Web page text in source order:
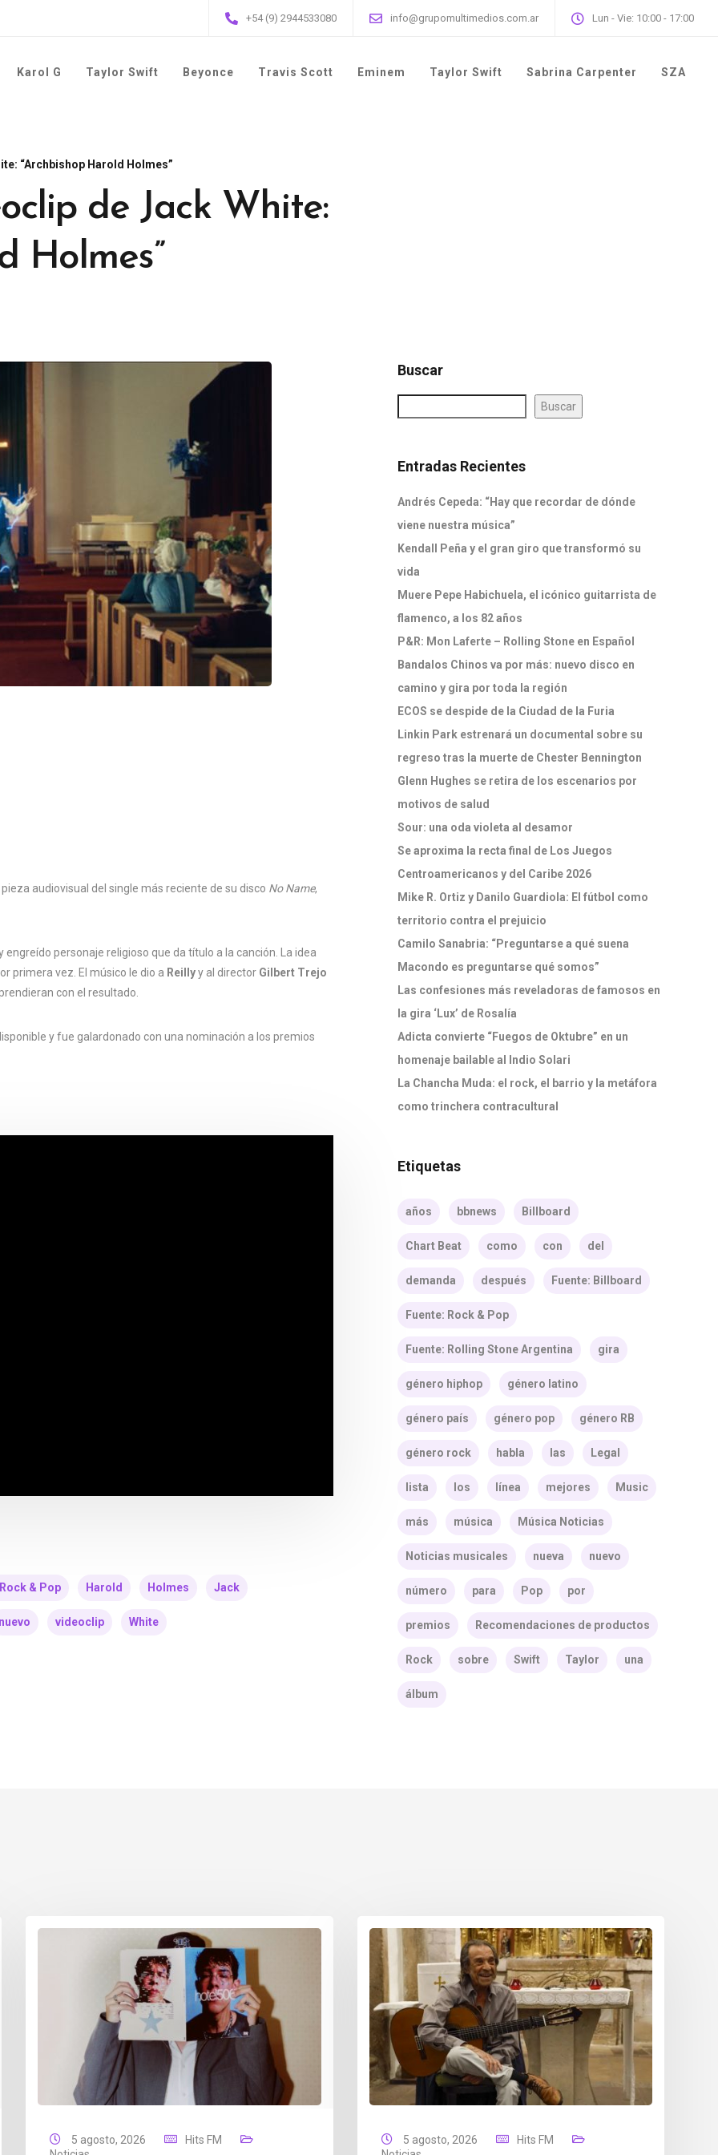
+54 (9) 2944533080 info@grupomultimedios.com.ar Lun - Vie: 10:00 - 17:00
Karol G Taylor Swift Beyonce Travis Scott Eminem Taylor Swift Sabrina Carpenter SZA
“Archbishop Harold Holmes”
de Jack White:
Holmes”
audiovisual del single más reciente de su disco No Name,
personaje religioso que da título a la canción. La idea
primera vez. El músico le dio a Reillyy al director Gilbert Trejo
con el resultado.
y fue galardonado con una nominación a los premios
& Pop Harold Holmes Jack
nuevo videoclip White
Buscar
Buscar
Entradas Recientes
Andrés Cepeda: “Hay que recordar de dónde
viene nuestra música”
Kendall Peña y el gran giro que transformó su
vida
Muere Pepe Habichuela, el icónico guitarrista de
flamenco, a los 82 años
P&R: Mon Laferte – Rolling Stone en Español
Bandalos Chinos va por más: nuevo disco en
camino y gira por toda la región
ECOS se despide de la Ciudad de la Furia
Linkin Park estrenará un documental sobre su
regreso tras la muerte de Chester Bennington
Glenn Hughes se retira de los escenarios por
motivos de salud
Sour: una oda violeta al desamor
Se aproxima la recta final de Los Juegos
Centroamericanos y del Caribe 2026
Mike R. Ortiz y Danilo Guardiola: El fútbol como
territorio contra el prejuicio
Camilo Sanabria: “Preguntarse a qué suena
Macondo es preguntarse qué somos”
Las confesiones más reveladoras de famosos en
la gira ‘Lux’ de Rosalía
Adicta convierte “Fuegos de Oktubre” en un
homenaje bailable al Indio Solari
La Chancha Muda: el rock, el barrio y la metáfora
como trinchera contracultural
Etiquetas
años bbnews Billboard
Chart Beat como con del
demanda después Fuente: Billboard
Fuente: Rock & Pop
Fuente: Rolling Stone Argentina gira
género hiphop género latino
género país género pop género RB
género rock habla las Legal
lista los línea mejores Music
más música Música Noticias
Noticias musicales nueva nuevo
número para Pop por
premios Recomendaciones de productos
Rock sobre Swift Taylor una
álbum
5 agosto, 2026
Hits FM
5 agosto, 2026
Hits FM